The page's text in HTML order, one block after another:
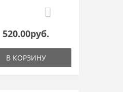
520.00руб.
В КОРЗИНУ